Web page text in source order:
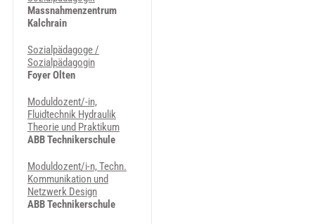
Massnahmenzentrum
Kalchrain
Sozialpädagoge /
Sozialpädagogin
Foyer Olten
Moduldozent/-in,
Fluidtechnik Hydraulik
Theorie und Praktikum
ABB Technikerschule
Moduldozent/i-n, Techn.
Kommunikation und
Netzwerk Design
ABB Technikerschule